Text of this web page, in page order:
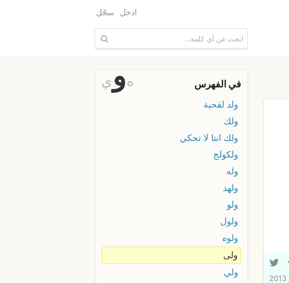
ادخل سجّل
في الفهرس هو ي
ولد لقحبة
ولك
ولك انتا لا تحكي
ولكولج
وله
ولهد
ولو
ولول
ولوه
ولى
ولي